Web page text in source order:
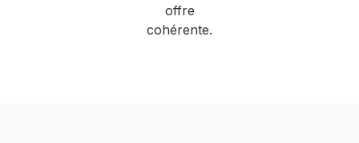
offre
cohérente.